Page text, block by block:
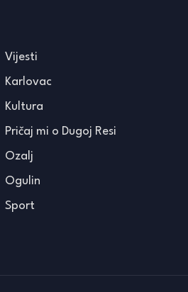
Vijesti
Karlovac
Kultura
Pričaj mi o Dugoj Resi
Ozalj
Ogulin
Sport